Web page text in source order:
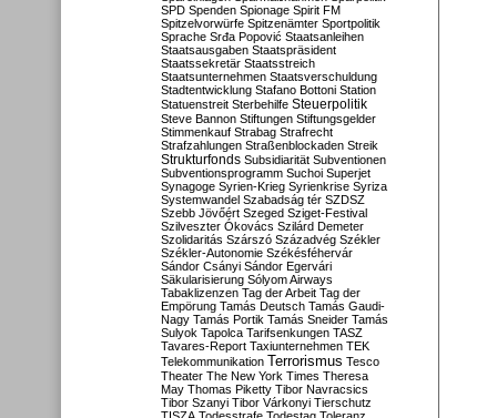
SPD Spenden Spionage Spirit FM
Spitzelvorwürfe Spitzenämter Sportpolitik
Sprache Srđa Popović Staatsanleihen
Staatsausgaben Staatspräsident
Staatssekretär Staatsstreich
Staatsunternehmen Staatsverschuldung
Stadtentwicklung Stafano Bottoni Station
Statuenstreit Sterbehilfe Steuerpolitik
Steve Bannon Stiftungen Stiftungsgelder
Stimmenkauf Strabag Strafrecht
Strafzahlungen Straßenblockaden Streik
Strukturfonds Subsidiarität Subventionen
Subventionsprogramm Suchoi Superjet
Synagoge Syrien-Krieg Syrienkrise Syriza
Systemwandel Szabadság tér SZDSZ
Szebb Jövőért Szeged Sziget-Festival
Szilveszter Ókovács Szilárd Demeter
Szolidaritás Szárszó Századvég Székler
Székler-Autonomie Székésféhervár
Sándor Csányi Sándor Egervári
Säkularisierung Sólyom Airways
Tabaklizenzen Tag der Arbeit Tag der
Empörung Tamás Deutsch Tamás Gaudi-
Nagy Tamás Portik Tamás Sneider Tamás
Sulyok Tapolca Tarifsenkungen TASZ
Tavares-Report Taxiunternehmen TEK
Telekommunikation Terrorismus Tesco
Theater The New York Times Theresa
May Thomas Piketty Tibor Navracsics
Tibor Szanyi Tibor Várkonyi Tierschutz